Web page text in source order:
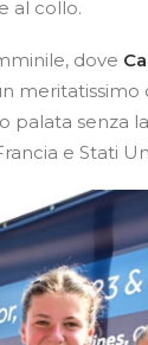
al collo.
dove
meritatissimo
senza
e Stati